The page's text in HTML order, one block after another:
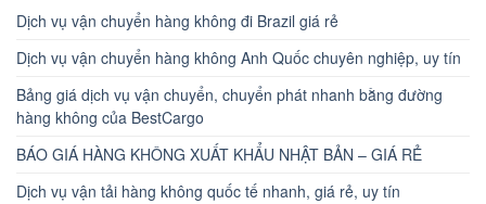
Dịch vụ vận chuyển hàng không đi Brazil giá rẻ
Dịch vụ vận chuyển hàng không Anh Quốc chuyên nghiệp, uy tín
Bảng giá dịch vụ vận chuyển, chuyển phát nhanh bằng đường
hàng không của BestCargo
BÁO GIÁ HÀNG KHÔNG XUẤT KHẨU NHẬT BẢN – GIÁ RẺ
Dịch vụ vận tải hàng không quốc tế nhanh, giá rẻ, uy tín